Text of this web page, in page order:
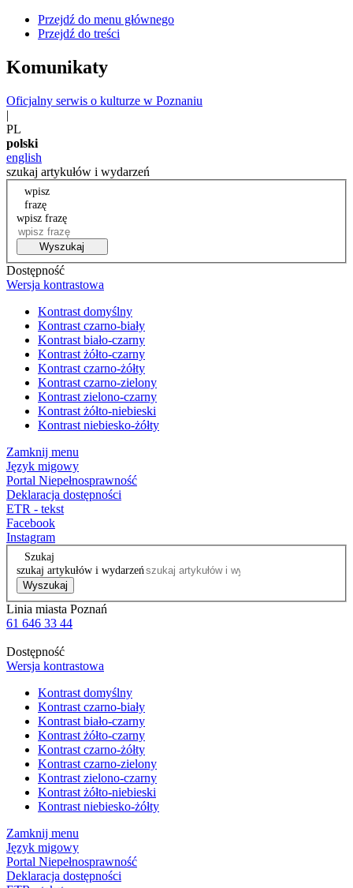
Przejdź do menu głównego
Przejdź do treści
Komunikaty
Oficjalny serwis o kulturze w Poznaniu
|
PL
polski
english
szukaj artykułów i wydarzeń
wpisz
frazę
wpisz frazę
Wyszukaj
Dostępność
Wersja kontrastowa
Kontrast domyślny
Kontrast czarno-biały
Kontrast biało-czarny
Kontrast żółto-czarny
Kontrast czarno-żółty
Kontrast czarno-zielony
Kontrast zielono-czarny
Kontrast żółto-niebieski
Kontrast niebiesko-żółty
Zamknij menu
Język migowy
Portal Niepełnosprawność
Deklaracja dostępności
ETR - tekst
Facebook
Instagram
Szukaj
szukaj artykułów i wydarzeń
Wyszukaj
Linia miasta Poznań
61 646 33 44
Dostępność
Wersja kontrastowa
Kontrast domyślny
Kontrast czarno-biały
Kontrast biało-czarny
Kontrast żółto-czarny
Kontrast czarno-żółty
Kontrast czarno-zielony
Kontrast zielono-czarny
Kontrast żółto-niebieski
Kontrast niebiesko-żółty
Zamknij menu
Język migowy
Portal Niepełnosprawność
Deklaracja dostępności